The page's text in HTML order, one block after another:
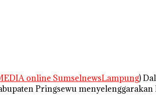
online SumselnewsLampung)
Pringsewu menyelenggarakan